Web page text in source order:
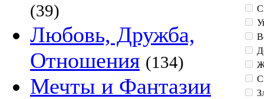
(39)
Любовь, Дружба,
Отношения (134)
Мечты и Фантазии